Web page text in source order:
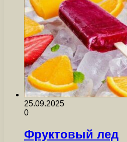
25.09.2025
0
Фруктовый лед